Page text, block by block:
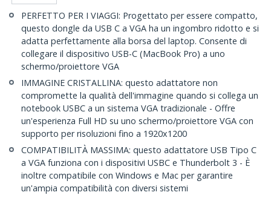
PERFETTO PER I VIAGGI: Progettato per essere compatto,
questo dongle da USB C a VGA ha un ingombro ridotto e si
adatta perfettamente alla borsa del laptop. Consente di
collegare il dispositivo USB-C (MacBook Pro) a uno
schermo/proiettore VGA
IMMAGINE CRISTALLINA: questo adattatore non
compromette la qualità dell'immagine quando si collega un
notebook USBC a un sistema VGA tradizionale - Offre
un'esperienza Full HD su uno schermo/proiettore VGA con
supporto per risoluzioni fino a 1920x1200
COMPATIBILITÀ MASSIMA: questo adattatore USB Tipo C
a VGA funziona con i dispositivi USBC e Thunderbolt 3 - È
inoltre compatibile con Windows e Mac per garantire
un'ampia compatibilità con diversi sistemi